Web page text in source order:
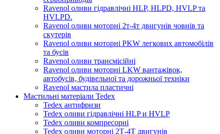
Ravenol оливи гідравлічні HLP, HLPD, HVLP та
HVLPD.
Ravenol оливи моторні 2т-4т двигунів човнів та
скутерів
Ravenol оливи моторні PKW легкових автомобілів
та бусів
Ravenol оливи трансмісійні
Ravenol оливи моторні LKW вантажівок,
автобусів, будівельної та дорожньої техніки
Ravenol мастила пластичні
Мастильні матеріали Tedex
Tedex антифризи
Tedex оливи гідравлічні HLP и HVLP
Tedex оливи компресорні
Tedex оливи моторні 2Т-4Т двигунів